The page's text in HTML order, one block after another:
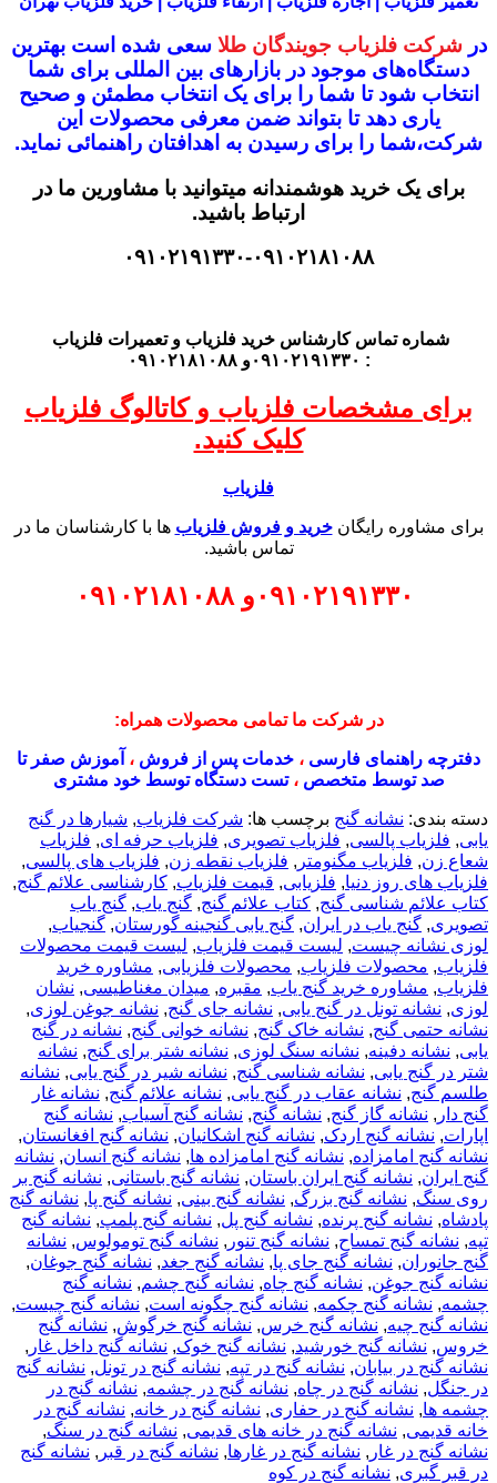
در شرکت فلزیاب جویندگان طلا سعی شده است بهترین
دستگاه‌های موجود در بازار‌های بین المللی برای شما
انتخاب شودتا شما را برای یک انتخاب مطمئن و صحیح
یاری دهد تا بتواند ضمن معرفی محصولات این
شرکت،شما را برای رسیدن به اهدافتان راهنمائی نماید.
برای یک خرید هوشمندانه میتوانید با مشاورین ما در
ارتباط باشید.
۰۹۱۰۲۱۹۱۳۳۰-۰۹۱۰۲۱۸۱۰۸۸
شماره تماس کارشناس خرید فلزیاب و تعمیرات فلزیاب
: ۰۹۱۰۲۱۹۱۳۳۰و ۰۹۱۰۲۱۸۱۰۸۸
برای مشخصات فلزیاب و کاتالوگ فلزیاب
کلیک کنید.
فلزیاب
برای مشاوره رایگانخرید و فروش فلزیاب ها با کارشناسان ما در
تماس باشید.
۰۹۱۰۲۱۹۱۳۳۰ و ۰۹۱۰۲۱۸۱۰۸۸
در شرکت ما تمامی محصولات همراه:
دفترچه راهنمای فارسی ، خدمات پس از فروش ، آموزش صفر تا
صد توسط متخصص ،تست دستگاه توسط خود مشتری
دسته بندی: نشانه گنج برچسب ها: شرکت فلزیاب, شیارها در گنج
یابی, فلزیاب پالسی, فلزیاب تصویری, فلزیاب حرفه ای, فلزیاب
شعاع زن, فلزیاب مگنومتر , فلزیاب نقطه زن, فلزیاب های پالسی,
فلزیاب های روز دنیا, فلزیابی, قیمت فلزیاب, کارشناسی علائم گنج,
کتاب علائم شناسی گنج, کتاب علائم گنج, گنج یاب, گنج یاب
تصویری, گنج یاب در ایران, گنج یابی گنجینه گورستان, گنجیاب,
لوزی نشانه چیست, لیست قیمت فلزیاب, لیست قیمت محصولات
فلزیاب, محصولات فلزیاب, محصولات فلزیابی, مشاوره خرید
فلزیاب, مشاوره خرید گنج یاب, مقبره, میدان مغناطیسی, نشان
لوزی, نشانه تونل در گنج یابی, نشانه جای گنج, نشانه جوغن لوزی,
نشانه حتمی گنج, نشانه خاک گنج, نشانه خوانی گنج, نشانه در گنج
یابی, نشانه دفینه, نشانه سنگ لوزی, نشانه شتر برای گنج, نشانه
شتر در گنج یابی, نشانه شناسی گنج, نشانه شیر در گنج یابی, نشانه
طلسم گنج, نشانه عقاب در گنج یابی, نشانه علائم گنج, نشانه غار
گنج دار , نشانه گاز گنج, نشانه گنج, نشانه گنج آسیاب, نشانه گنج
اپارات, نشانه گنج اردک, نشانه گنج اشکانیان, نشانه گنج افغانستان,
نشانه گنج امامزاده, نشانه گنج امامزاده ها, نشانه گنج انسان, نشانه
گنج ایران, نشانه گنج ایران باستان, نشانه گنج باستانی, نشانه گنج بر
روی سنگ, نشانه گنج بزرگ, نشانه گنج بینی, نشانه گنج پا, نشانه گنج
پادشاه, نشانه گنج پرنده, نشانه گنج پل, نشانه گنج پلمپ, نشانه گنج
تپه, نشانه گنج تمساح, نشانه گنج تنور , نشانه گنج تومولوس, نشانه
گنج جانوران, نشانه گنج جای پا, نشانه گنج جغد, نشانه گنج جوغان,
نشانه گنج جوغن, نشانه گنج چاه, نشانه گنج چشم, نشانه گنج
چشمه, نشانه گنج چکمه, نشانه گنج چگونه است, نشانه گنج چیست,
نشانه گنج چیه, نشانه گنج خرس, نشانه گنج خرگوش, نشانه گنج
خروس, نشانه گنج خورشید, نشانه گنج خوک, نشانه گنج داخل غار ,
نشانه گنج در بیابان, نشانه گنج در تپه, نشانه گنج در تونل, نشانه گنج
در جنگل, نشانه گنج در چاه, نشانه گنج در چشمه, نشانه گنج در
چشمه ها, نشانه گنج در حفاری, نشانه گنج در خانه, نشانه گنج در
خانه قدیمی, نشانه گنج در خانه های قدیمی, نشانه گنج در سنگ,
نشانه گنج در غار , نشانه گنج در غارها, نشانه گنج در قبر , نشانه گنج
در قبر گبری, نشانه گنج در کوه